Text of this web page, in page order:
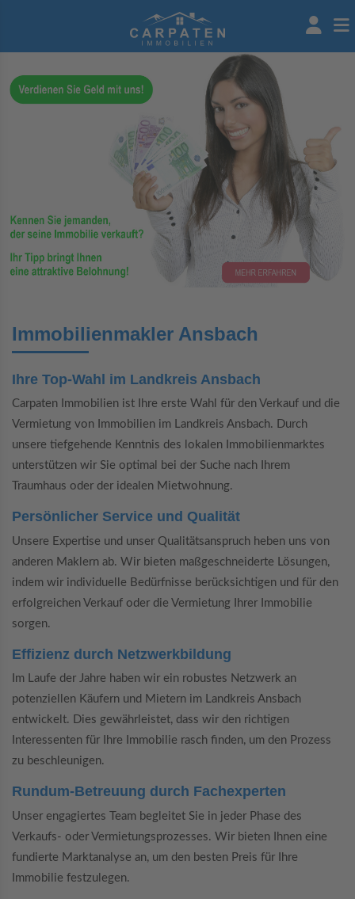
Immobilienmakler Ansbach
Ihre Top-Wahl im Landkreis Ansbach
Carpaten Immobilien ist Ihre erste Wahl für den Verkauf und die
Vermietung von Immobilien im Landkreis Ansbach. Durch
unsere tiefgehende Kenntnis des lokalen Immobilienmarktes
unterstützen wir Sie optimal bei der Suche nach Ihrem
Traumhaus oder der idealen Mietwohnung.
Persönlicher Service und Qualität
Unsere Expertise und unser Qualitätsanspruch heben uns von
anderen Maklern ab. Wir bieten maßgeschneiderte Lösungen,
indem wir individuelle Bedürfnisse berücksichtigen und für den
erfolgreichen Verkauf oder die Vermietung Ihrer Immobilie
sorgen.
Effizienz durch Netzwerkbildung
Im Laufe der Jahre haben wir ein robustes Netzwerk an
potenziellen Käufern und Mietern im Landkreis Ansbach
entwickelt. Dies gewährleistet, dass wir den richtigen
Interessenten für Ihre Immobilie rasch finden, um den Prozess
zu beschleunigen.
Rundum-Betreuung durch Fachexperten
Unser engagiertes Team begleitet Sie in jeder Phase des
Verkaufs- oder Vermietungsprozesses. Wir bieten Ihnen eine
fundierte Marktanalyse an, um den besten Preis für Ihre
Immobilie festzulegen.